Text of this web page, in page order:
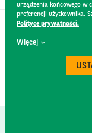
urządzenia końcowego w
preferencji użytkownika.
Polityce prywatności.
Więcej
KONTAKT
REGULAMIN STRONY
POLITYKA PRYWATNOŚCI